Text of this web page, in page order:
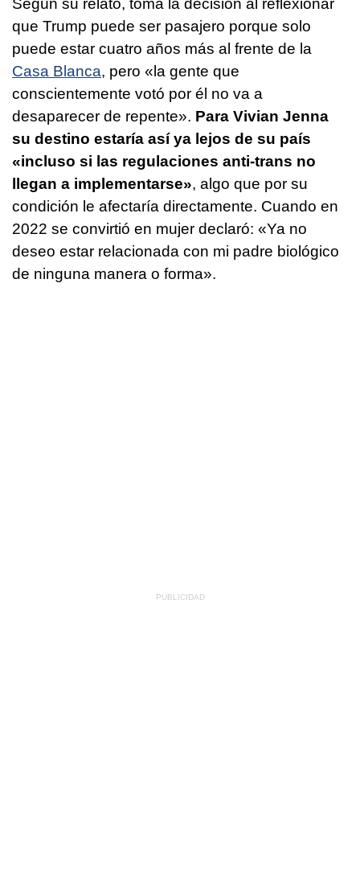
Según su relato, toma la decisión al reflexionar
que Trump puede ser pasajero porque solo
puede estar cuatro años más al frente de la
Casa Blanca, pero «la gente que
conscientemente votó por él no va a
desaparecer de repente». Para Vivian Jenna
su destino estaría así ya lejos de su país
«incluso si las regulaciones anti-trans no
llegan a implementarse», algo que por su
condición le afectaría directamente. Cuando en
2022 se convirtió en mujer declaró: «Ya no
deseo estar relacionada con mi padre biológico
de ninguna manera o forma».